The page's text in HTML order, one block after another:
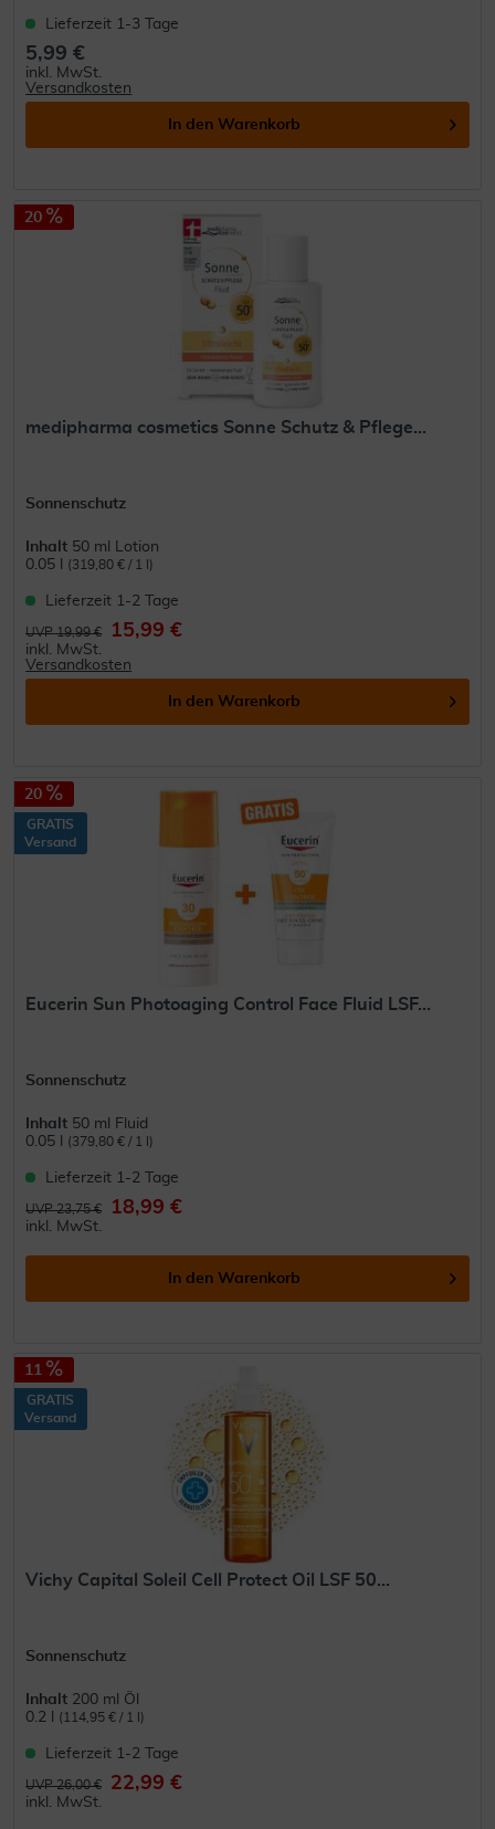
Lieferzeit 1-3 Tage
5,99 €
inkl. MwSt.
Versandkosten
In den Warenkorb
20
medipharma cosmetics Sonne Schutz & Pflege...
Sonnenschutz
Inhalt 50 ml Lotion
0.05 l
(319,80 € / 1 l)
Lieferzeit 1-2 Tage
UVP 19,99 € 15,99 €
inkl. MwSt.
Versandkosten
In den Warenkorb
20
GRATIS
Versand
Eucerin Sun Photoaging Control Face Fluid LSF...
Sonnenschutz
Inhalt 50 ml Fluid
0.05 l
(379,80 € / 1 l)
Lieferzeit 1-2 Tage
UVP 23,75 € 18,99 €
inkl. MwSt.
In den Warenkorb
11
GRATIS
Versand
Vichy Capital Soleil Cell Protect Oil LSF 50...
Sonnenschutz
Inhalt 200 ml Öl
0.2 l
(114,95 € / 1 l)
Lieferzeit 1-2 Tage
UVP 26,00 € 22,99 €
inkl. MwSt.